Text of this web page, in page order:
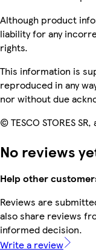
Although product
liability for any
rights.
This information is
reproduced in any
nor without due
© TESCO STORES
No reviews
Help other
Reviews are
also share reviews
informed decision.
Write a review